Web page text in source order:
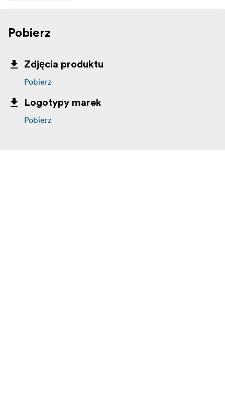
Pobierz
Zdjęcia produktu
Pobierz
Logotypy marek
Pobierz